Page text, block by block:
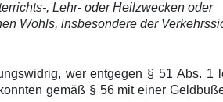
, Lehr- oder Heilzwecken oder
Wohls, insbesondere der
wer entgegen § 51 Abs.
gemäß § 56 mit einer